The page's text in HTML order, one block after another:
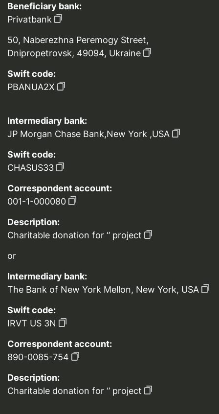
Beneficiary bank:
Privatbank
50, Naberezhna Peremogy Street,
Dnipropetrovsk, 49094, Ukraine
Swift code:
PBANUA2X
Intermediary bank:
JP Morgan Chase Bank,New York ,USA
Swift code:
CHASUS33
Correspondent account:
001-1-000080
Description:
Charitable donation for ‘’ project
or
Intermediary bank:
The Bank of New York Mellon, New York, USA
Swift code:
IRVT US 3N
Correspondent account:
890-0085-754
Description:
Charitable donation for ‘’ project